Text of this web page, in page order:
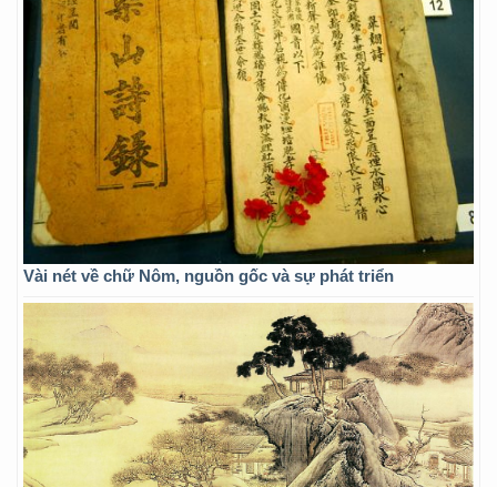
Vài nét về chữ Nôm, nguồn gốc và sự phát triển